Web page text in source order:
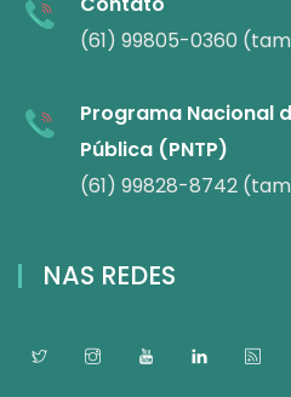
(61) 99805-0360
Programa Nacional
Pública (PNTP)
(61) 99828-8742
NAS REDES